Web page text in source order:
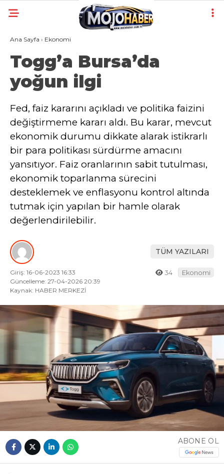
Ana Sayfa › Ekonomi
Togg’a Bursa’da
yoğun ilgi
Fed, faiz kararını açıkladı ve politika faizini
değiştirmeme kararı aldı. Bu karar, mevcut
ekonomik durumu dikkate alarak istikrarlı
bir para politikası sürdürme amacını
yansıtıyor. Faiz oranlarının sabit tutulması,
ekonomik toparlanma sürecini
desteklemek ve enflasyonu kontrol altında
tutmak için yapılan bir hamle olarak
değerlendirilebilir.
TÜM YAZILARI
Giriş: 16-06-2023 16:33
Güncelleme: 27-04-2026 20:39
Kaynak: HABER MERKEZİ
34 Ekonomi
ABONE OL